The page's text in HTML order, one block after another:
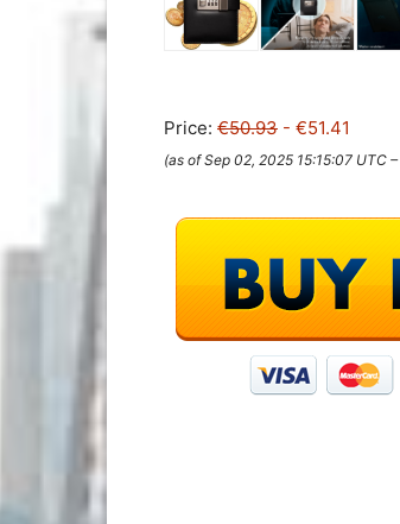
Price: €50.93 - €51.41
(as of Sep 02, 2025 15:15:07 UTC –